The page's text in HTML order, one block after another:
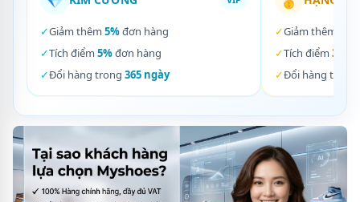
✓Giảm thêm 5%đơn hàng
✓Tích điểm 5%đơn hàng
✓Đổi hàng trong 365 ngày
✓Giảm thêm
✓Tích điểm 3%
✓Đổi hàng trong